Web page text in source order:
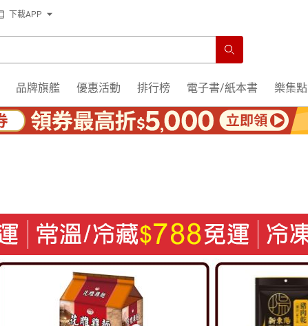
下載APP
品牌旗艦 優惠活動 排行榜 電子書/紙本書 樂集點